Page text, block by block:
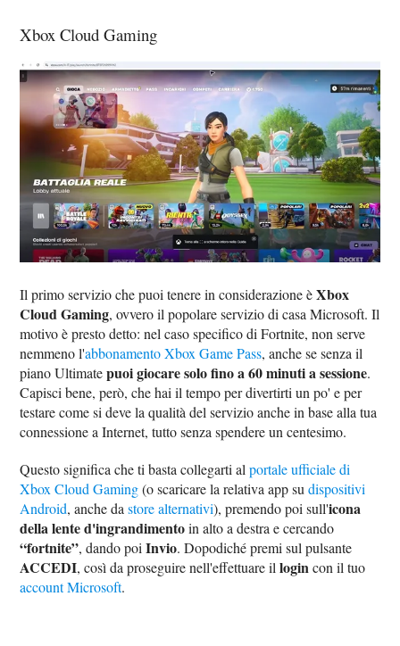
Xbox Cloud Gaming
Il primo servizio che puoi tenere in considerazione èXbox
Cloud Gaming, ovvero il popolare servizio di casa Microsoft. Il
motivo è presto detto: nel caso specifico di Fortnite, non serve
nemmeno l'abbonamento Xbox Game Pass, anche se senza il
piano Ultimatepuoi giocare solo fino a 60 minuti a sessione.
Capisci bene, però, che hai il tempo per divertirti un po' e per
testare come si deve la qualità del servizio anche in base alla tua
connessione a Internet, tutto senza spendere un centesimo.
Questo significa che ti basta collegarti alportale ufficiale di
Xbox Cloud Gaming(o scaricare la relativa app sudispositivi
Android, anche dastore alternativi), premendo poi sull'icona
della lente d'ingrandimentoin alto a destra e cercando
“fortnite”, dando poiInvio. Dopodiché premi sul pulsante
ACCEDI, così da proseguire nell'effettuare illogincon il tuo
account Microsoft.